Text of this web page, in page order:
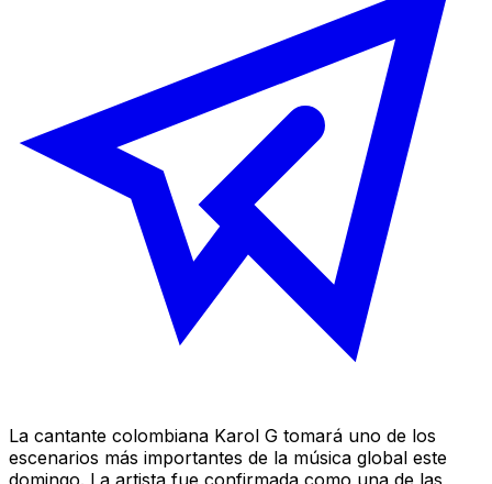
La cantante colombiana Karol G tomará uno de los
escenarios más importantes de la música global este
domingo. La artista fue confirmada como una de las